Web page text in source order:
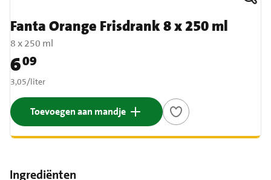
Fanta Orange Frisdrank 8 x 250 ml
8 x 250 ml
Prijs: € 6,09
609
€ 3,05 per liter
3,05/liter
Toevoegen aan mandje
Ingrediënten